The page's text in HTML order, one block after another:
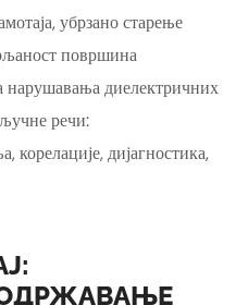
убрзано старење
површина
нарушавања диелектричних
речи:
корелације, дијагностика,